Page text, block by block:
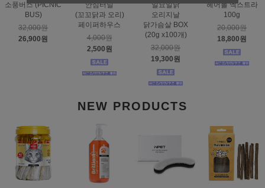
소풍버스 (PICNIC
BUS)
32,000원
26,900원
안심터널
(꼬꼬닭과 오리)
페이퍼하우스
4,000원
2,500원
일묘일닭
오리지날
닭가슴살 BOX
(20g x100개)
32,000원
19,300원
헤어볼 엑스트라
100g
20,000원
18,800원
NEW PRODUCTS